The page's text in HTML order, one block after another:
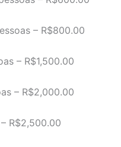
– R$800.00
– R$1,500.00
– R$2,000.00
R$2,500.00